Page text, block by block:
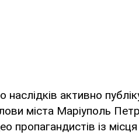
наслідків активно
міста Маріуполь
пропагандистів із